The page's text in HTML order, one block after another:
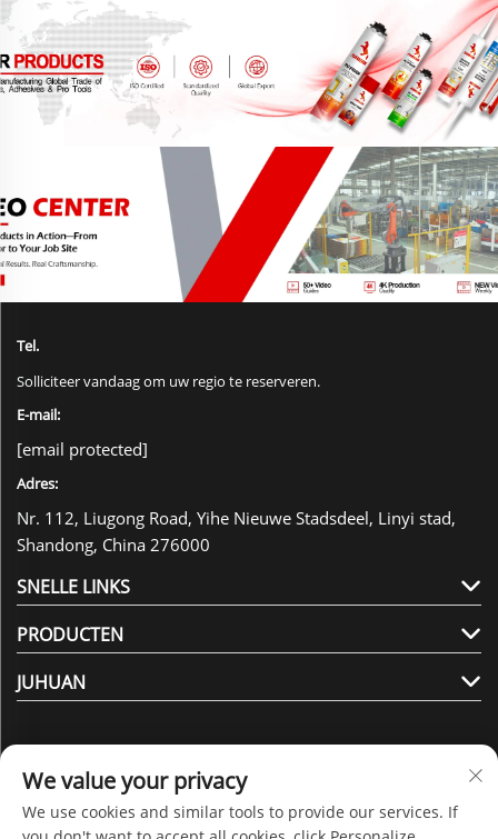
Tel.
Solliciteer vandaag om uw regio te reserveren.
E-mail:
[email protected]
Adres:
Nr. 112, Liugong Road, Yihe Nieuwe Stadsdeel, Linyi stad,
Shandong, China 276000
SNELLE LINKS
PRODUCTEN
JUHUAN
Volg ons
We value your privacy
We use cookies and similar tools to provide our services. If